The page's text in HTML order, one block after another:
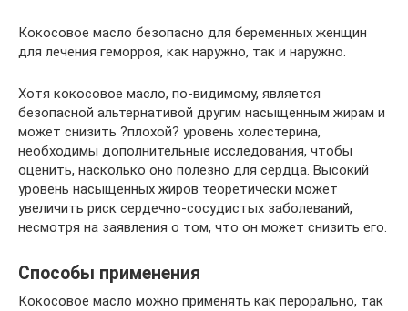
Кокосовое масло безопасно для беременных женщин
для лечения геморроя, как наружно, так и наружно.
Хотя кокосовое масло, по-видимому, является
безопасной альтернативой другим насыщенным жирам и
может снизить ?плохой? уровень холестерина,
необходимы дополнительные исследования, чтобы
оценить, насколько оно полезно для сердца. Высокий
уровень насыщенных жиров теоретически может
увеличить риск сердечно-сосудистых заболеваний,
несмотря на заявления о том, что он может снизить его.
Способы применения
Кокосовое масло можно применять как перорально, так